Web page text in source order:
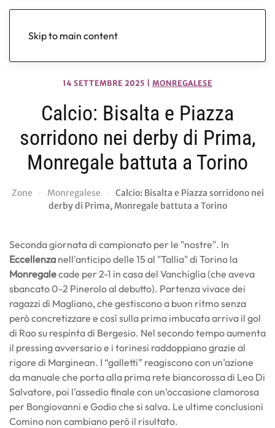
Skip to main content
14 SETTEMBRE 2025 MONREGALESE
Calcio: Bisalta e Piazza
sorridono nei derby di Prima,
Monregale battuta a Torino
Zone Monregalese
Calcio: Bisalta e Piazza sorridono nei
derby di Prima, Monregale battuta a Torino
Seconda giornata di campionato per le "nostre". In
Eccellenza nell'anticipo delle 15 al "Tallia" di Torino la
Monregalecade per 2-1 in casa del Vanchiglia (che aveva
sbancato 0-2 Pinerolo al debutto). Partenza vivace dei
ragazzi di Magliano, che gestiscono a buon ritmo senza
però concretizzare e così sulla prima imbucata arriva il gol
di Rao su respinta di Bergesio. Nel secondo tempo aumenta
il pressing avversario e i torinesi raddoppiano grazie al
rigore di Marginean. I “galletti” reagiscono con un’azione
da manuale che porta alla prima rete biancorossa di Leo Di
Salvatore, poi l'assedio finale con un’occasione clamorosa
per Bongiovanni e Godio che si salva. Le ultime conclusioni
Comino non cambiano però il risultato.